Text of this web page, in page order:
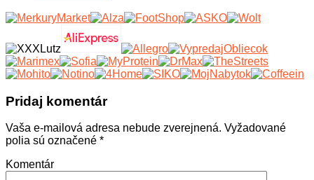
Pridaj komentár
Vaša e-mailová adresa nebude zverejnená. Vyžadované
polia sú označené *
Komentár